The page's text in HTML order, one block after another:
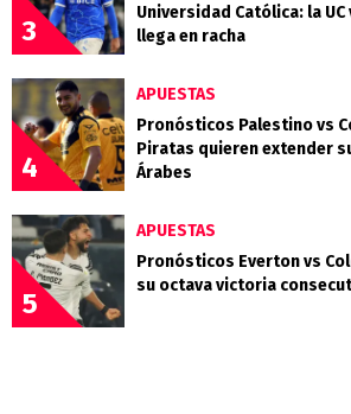
3
Universidad Católica: la
llega en racha
4
APUESTAS
Pronósticos Palestino vs
Piratas quieren extender
Árabes
5
APUESTAS
Pronósticos Everton vs
su octava victoria